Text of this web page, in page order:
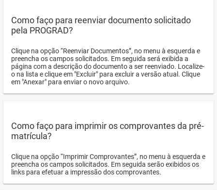
Como faço para reenviar documento solicitado
pela PROGRAD?
Clique na opção “Reenviar Documentos”, no menu à esquerda e
preencha os campos solicitados. Em seguida será exibida a
página com a descrição do documento a ser reenviado. Localize-
o na lista e clique em "Excluir" para excluir a versão atual. Clique
em "Anexar" para enviar o novo arquivo.
Como faço para imprimir os comprovantes da pré-
matrícula?
Clique na opção “Imprimir Comprovantes”, no menu à esquerda e
preencha os campos solicitados. Em seguida serão exibidos os
links para efetuar a impressão dos comprovantes.